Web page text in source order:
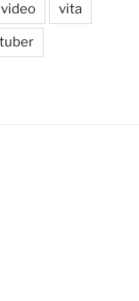
video vita